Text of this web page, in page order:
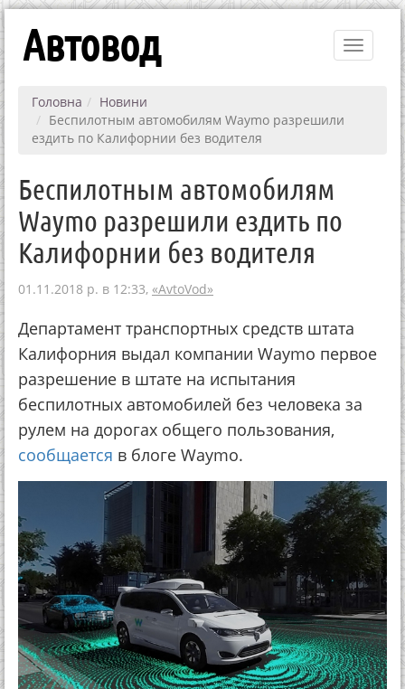
Toggle
Автовод
Головна
Новини
Беспилотным автомобилям Waymo разрешили
ездить по Калифорнии без водителя
Беспилотным автомобилям
Waymo разрешили ездить по
Калифорнии без водителя
01.11.2018 р. в 12:33, «AvtoVod»
Департамент транспортных средств штата
Калифорния выдал компании Waymo первое
разрешение в штате на испытания
беспилотных автомобилей без человека за
рулем на дорогах общего пользования,
сообщается в блоге Waymo.